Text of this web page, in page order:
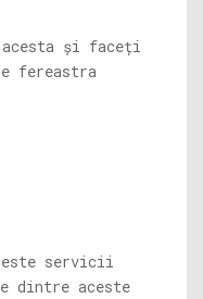
și faceți
fereastra
servicii
dintre aceste